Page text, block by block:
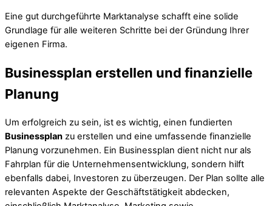
Eine gut durchgeführte Marktanalyse schafft eine solide
Grundlage für alle weiteren Schritte bei der Gründung Ihrer
eigenen Firma.
Businessplan erstellen und finanzielle
Planung
Um erfolgreich zu sein, ist es wichtig, einen fundierten
Businessplan zu erstellen und eine umfassende finanzielle
Planung vorzunehmen. Ein Businessplan dient nicht nur als
Fahrplan für die Unternehmensentwicklung, sondern hilft
ebenfalls dabei, Investoren zu überzeugen. Der Plan sollte alle
relevanten Aspekte der Geschäftstätigkeit abdecken,